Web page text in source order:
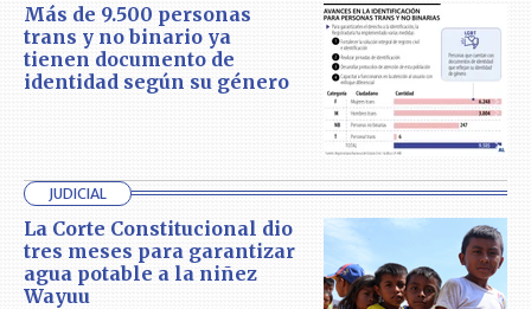
Más de 9.500 personas
trans y no binario ya
tienen documento de
identidad según su género
JUDICIAL
La Corte Constitucional dio
tres meses para garantizar
agua potable a la niñez
Wayuu